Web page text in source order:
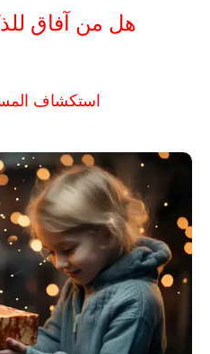
هل من آفاق
استكشاف